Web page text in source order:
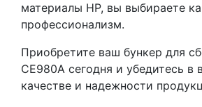
материалы HP, вы выбираете
профессионализм.
Приобретите ваш бункер для
CE980A сегодня и убедитесь в
качестве и надежности